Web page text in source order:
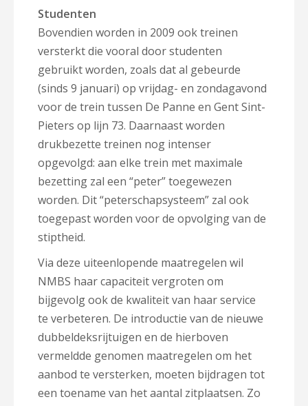
Studenten
Bovendien worden in 2009 ook treinen
versterkt die vooral door studenten
gebruikt worden, zoals dat al gebeurde
(sinds 9 januari) op vrijdag- en zondagavond
voor de trein tussen De Panne en Gent Sint-
Pieters op lijn 73. Daarnaast worden
drukbezette treinen nog intenser
opgevolgd: aan elke trein met maximale
bezetting zal een “peter” toegewezen
worden. Dit “peterschapsysteem” zal ook
toegepast worden voor de opvolging van de
stiptheid.
Via deze uiteenlopende maatregelen wil
NMBS haar capaciteit vergroten om
bijgevolg ook de kwaliteit van haar service
te verbeteren. De introductie van de nieuwe
dubbeldeksrijtuigen en de hierboven
vermeldde genomen maatregelen om het
aanbod te versterken, moeten bijdragen tot
een toename van het aantal zitplaatsen. Zo